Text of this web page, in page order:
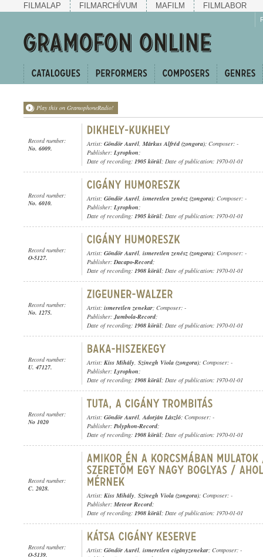
FILMALAP FILMARCHÍVUM MAFILM FILMLABOR
Play this on GramophoneRadio!
Record number:
No. 6009.
Artist: Göndör Aurél, Márkus Alfréd (zongora); Composer: -
Publisher: Lyrophon;
Date of recording: 1905 körül; Date of publication: 1970-01-01
Record number:
No. 6010.
Artist: Göndör Aurél, ismeretlen zenész (zongora); Composer: -
Publisher: Lyrophon;
Date of recording: 1905 körül; Date of publication: 1970-01-01
Record number:
O-5127.
Artist: Göndör Aurél, ismeretlen zenész (zongora); Composer: -
Publisher:Dacapo-Record;
Date of recording: 1908 körül; Date of publication: 1970-01-01
Record number:
No. 1275.
Artist: ismeretlen zenekar; Composer: -
Publisher:Jumbola-Record;
Date of recording: 1908 körül; Date of publication: 1970-01-01
Record number:
U. 47127.
Artist: Kiss Mihály, Szinegh Viola (zongora); Composer: -
Publisher: Lyrophon;
Date of recording: 1908 körül; Date of publication: 1970-01-01
Record number:
No 1020
Artist: Göndör Aurél,Adorján László; Composer: -
Publisher: Polyphon-Record;
Date of recording: 1908 körül; Date of publication: 1970-01-01
Record number:
C. 2028.
Artist: Kiss Mihály, Szinegh Viola (zongora); Composer: -
Publisher: Meteor Record;
Date of recording: 1908 körül; Date of publication: 1970-01-01
Record number:
O-5139.
Artist: Göndör Aurél, ismeretlen cigányzenekar; Composer: -